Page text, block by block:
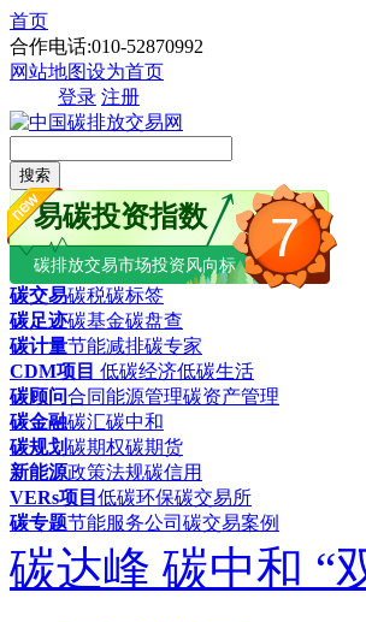
首页
合作电话:010-52870992
网站地图设为首页
登录 注册
搜索
7
易碳投资指数
碳排放交易市场投资风向标
碳交易碳税碳标签
碳足迹碳基金碳盘查
碳计量节能减排碳专家
CDM项目 低碳经济低碳生活
碳顾问合同能源管理碳资产管理
碳金融碳汇碳中和
碳规划碳期权碳期货
新能源政策法规碳信用
VERs项目 低碳环保碳交易所
碳专题节能服务公司 碳交易案例
碳达峰 碳中和 “